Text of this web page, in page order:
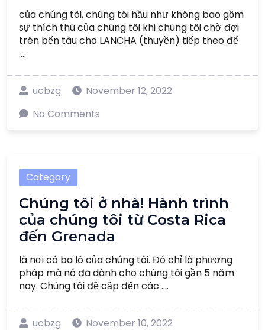
của chúng tôi, chúng tôi hầu như không bao gồm
sự thích thú của chúng tôi khi chúng tôi chờ đợi
trên bến tàu cho LANCHA (thuyền) tiếp theo để
....
ucbzg
November 12, 2022
No Comments
Category
Chúng tôi ở nhà! Hành trình
của chúng tôi từ Costa Rica
đến Grenada
là nơi có ba lô của chúng tôi. Đó chỉ là phương
pháp mà nó đã dành cho chúng tôi gần 5 năm
nay. Chúng tôi đề cập đến các ....
ucbzg
November 10, 2022